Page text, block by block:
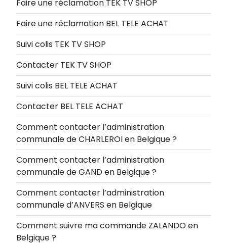
Faire une réclamation TEK TV SHOP
Faire une réclamation BEL TELE ACHAT
Suivi colis TEK TV SHOP
Contacter TEK TV SHOP
Suivi colis BEL TELE ACHAT
Contacter BEL TELE ACHAT
Comment contacter l’administration
communale de CHARLEROI en Belgique ?
Comment contacter l’administration
communale de GAND en Belgique ?
Comment contacter l’administration
communale d’ANVERS en Belgique
Comment suivre ma commande ZALANDO en
Belgique ?